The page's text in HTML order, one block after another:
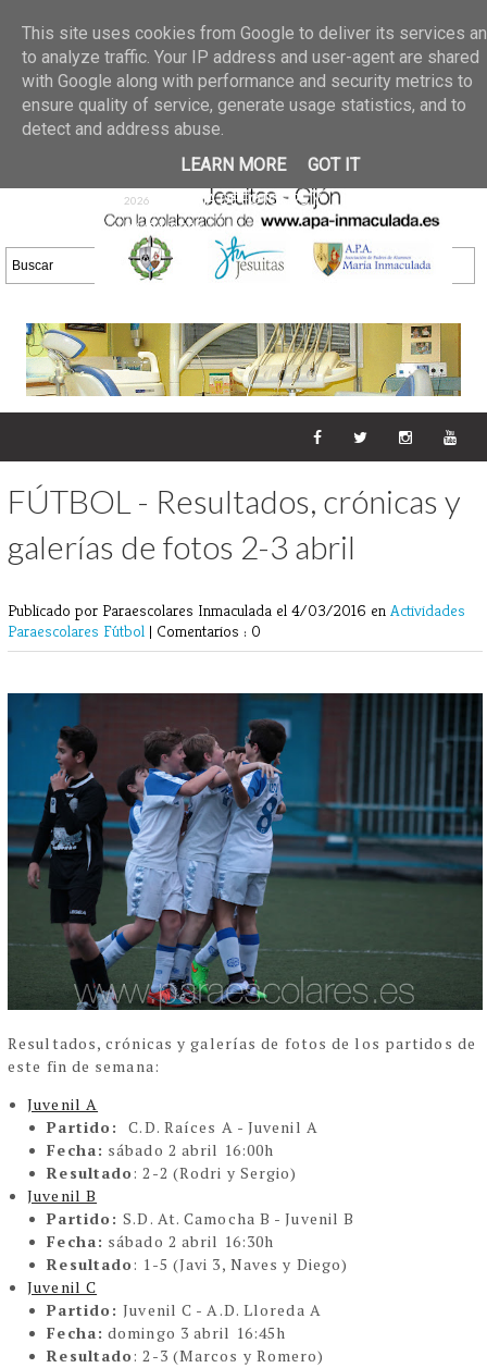
02 jun 2026
GALERIA DE FOTOS
30/05/2026
25 may 2026
GALERIA
DE FOTOS 23/05/2026
20 may
2026
GALERIA DE FOTOS
16/05/2026
DE FOTOS 09/05/2026
28 abr
2026
GALERIA DE FOTOS 25 Y
26/04/2026
FÚTBOL - Resultados, crónicas y
galerías de fotos 2-3 abril
Publicado por Paraescolares Inmaculada el 4/03/2016 en Actividades
Paraescolares Fútbol | Comentarios : 0
Resultados, crónicas y galerías de fotos de los partidos de
este fin de semana:
Juvenil A
Partido:C.D. Raíces A - Juvenil A
Fecha: sábado 2 abril 16:00h
Resultado: 2-2 (Rodri y Sergio)
Juvenil B
Partido:S.D. At. Camocha B - Juvenil B
Fecha: sábado 2 abril 16:30h
Resultado: 1-5 (Javi 3, Naves y Diego)
Juvenil C
Partido:Juvenil C - A.D. Lloreda A
Fecha: domingo 3 abril 16:45h
Resultado: 2-3 (Marcos y Romero)
This site uses cookies from Google to deliver its services
to analyze traffic. Your IP address and user-agent are shared
with Google along with performance and security metrics to
ensure quality of service, generate usage statistics, and to
detect and address abuse.
LEARN MORE
GOT IT